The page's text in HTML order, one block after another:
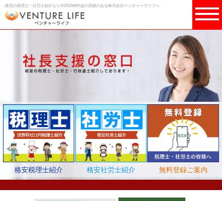
格安の税理士・社労士紹介なら年間2500件超の実績のある株式会社ベンチャーライフへ
格安税理士紹介 格安社労士紹介 無料登録ご案内